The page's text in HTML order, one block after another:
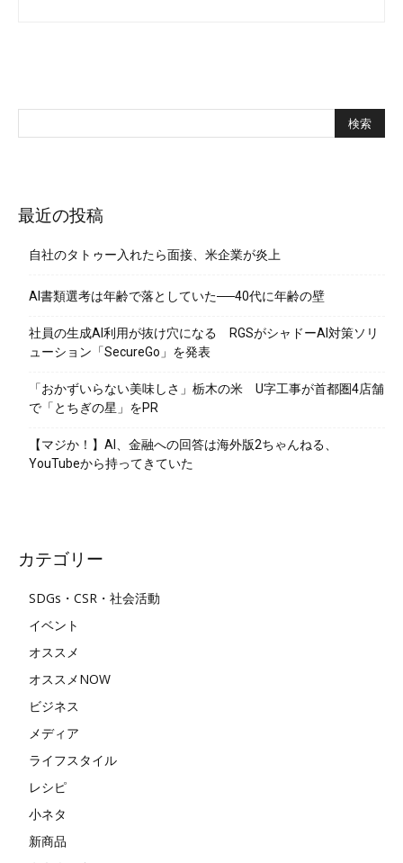
最近の投稿
自社のタトゥー入れたら面接、米企業が炎上
AI書類選考は年齢で落としていた──40代に年齢の壁
社員の生成AI利用が抜け穴になる RGSがシャドーAI対策ソリ
ューション「SecureGo」を発表
「おかずいらない美味しさ」栃木の米 U字工事が首都圏4店舗
で「とちぎの星」をPR
【マジか！】AI、金融への回答は海外版2ちゃんねる、
YouTubeから持ってきていた
カテゴリー
SDGs・CSR・社会活動
イベント
オススメ
オススメNOW
ビジネス
メディア
ライフスタイル
レシピ
小ネタ
新商品